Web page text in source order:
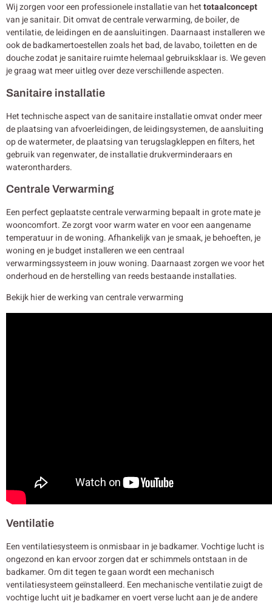
Wij zorgen voor een professionele installatie van hettotaalconcept
van je sanitair. Dit omvat de centrale verwarming, de boiler, de
ventilatie, de leidingen en de aansluitingen. Daarnaast installeren we
ook de badkamertoestellen zoals het bad, de lavabo, toiletten en de
douche zodat je sanitaire ruimte helemaal gebruiksklaar is. We geven
je graag wat meer uitleg over deze verschillende aspecten.
Sanitaire installatie
Het technische aspect van de sanitaire installatie omvat onder meer
de plaatsing van afvoerleidingen, de leidingsystemen, de aansluiting
op de watermeter, de plaatsing van terugslagkleppen en filters, het
gebruik van regenwater, de installatie drukverminderaars en
waterontharders.
Centrale Verwarming
Een perfect geplaatste centrale verwarming bepaalt in grote mate je
wooncomfort. Ze zorgt voor warm water en voor een aangename
temperatuur in de woning. Afhankelijk van je smaak, je behoeften, je
woning en je budget installeren we een centraal
verwarmingssysteem in jouw woning. Daarnaast zorgen we voor het
onderhoud en de herstelling van reeds bestaande installaties.
Bekijk hier de werking van centrale verwarming
Ventilatie
Een ventilatiesysteem is onmisbaar in je badkamer. Vochtige lucht is
ongezond en kan ervoor zorgen dat er schimmels ontstaan in de
badkamer. Om dit tegen te gaan wordt een mechanisch
ventilatiesysteem geïnstalleerd. Een mechanische ventilatie zuigt de
vochtige lucht uit je badkamer en voert verse lucht aan je de andere